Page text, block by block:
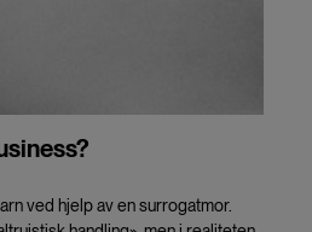
ved hjelp av en surrogatmor.